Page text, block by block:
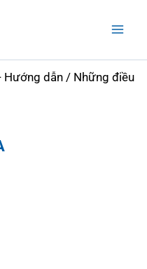
Hướng dẫn / Những điều
font